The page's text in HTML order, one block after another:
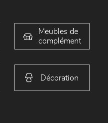
Meubles de
complément
Décoration